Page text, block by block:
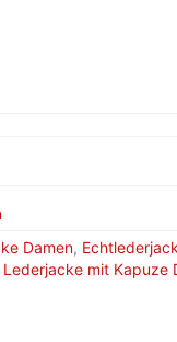
Damen,
Lederjacke mit Kapuze